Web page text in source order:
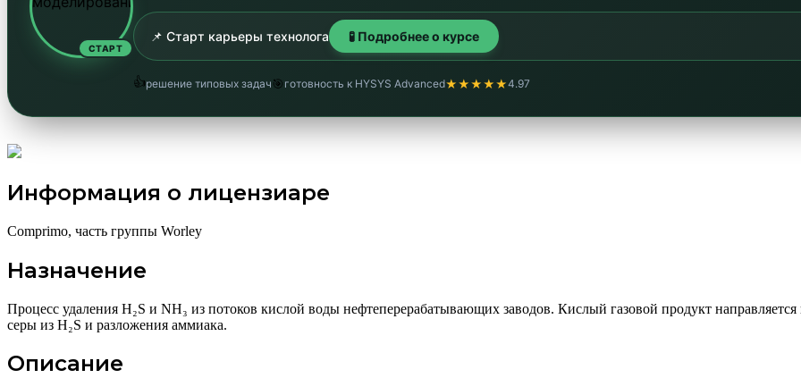
СТАРТ
📌 Старт карьеры технолога 🧪 Подробнее о курсе
👍решение типовых задач 🎯 готовность к HYSYS Advanced★★★★★4.97
Информация о лицензиаре
Comprimo, часть группы Worley
Назначение
Процесс удаления H₂S и NH₃ из потоков кислой воды нефтеперерабатывающих заводов. Кислый газовой продукт
серы из H₂S и разложения аммиака.
Описание